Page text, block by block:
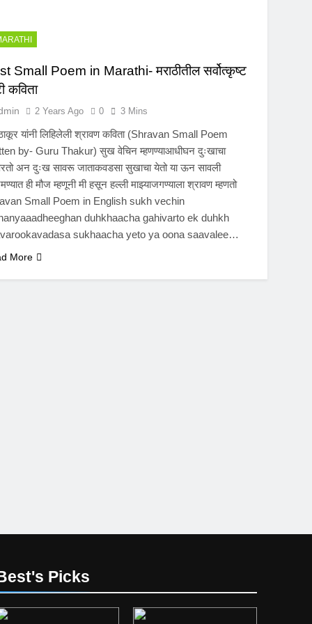
Small Poem in Marathi- मराठीतील सर्वोत्कृष्ट
कविता
2 Years Ago 0 3 Mins
यांनी लिहिलेली श्रावण कविता (Shravan Small Poem
by- Guru Thakur) सुख वेचिन म्हणण्याआधीघन दुःखाचा
अन दुःख सावरू जाताकवडसा सुखाचा येतो या ऊन सावली
ही मौज म्हणूनी मी हसून हल्ली माझ्याजगण्याला श्रावण म्हणतो
Small Poem in English sukh vechin
duhkhaacha gahivarto ek duhkh
sukhaacha yeto ya oona saavalee…
More
Picks